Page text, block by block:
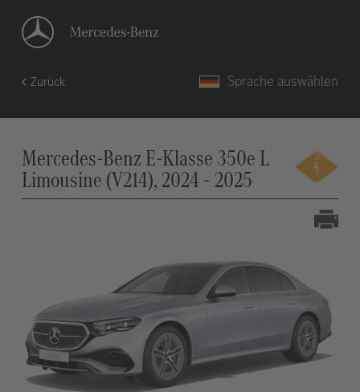
Zurück Sprache auswählen
Mercedes-Benz E-Klasse 350e L
Limousine (V214), 2024 - 2025